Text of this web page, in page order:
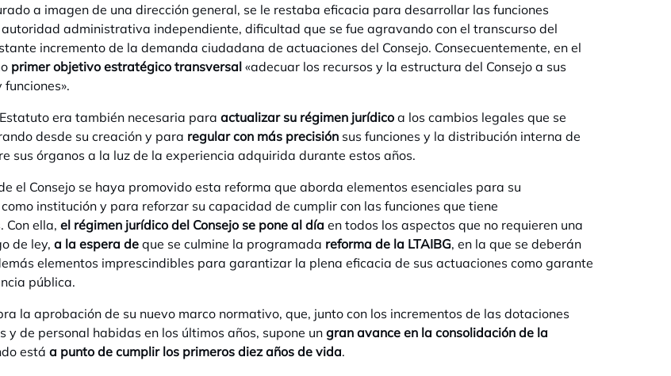
a imagen de una dirección general, se le restaba eficacia para desarrollar las funciones
administrativa independiente, dificultad que se fue agravando con el transcurso del
incremento de la demanda ciudadana de actuaciones del Consejo. Consecuentemente, en el
primer objetivo estratégico transversal «adecuar los recursos y la estructura del Consejo a sus
era también necesaria para actualizar su régimen jurídico a los cambios legales que se
desde su creación y para regular con más precisión sus funciones y la distribución interna de
sus órganos a la luz de la experiencia adquirida durante estos años.
el Consejo se haya promovido esta reforma que aborda elementos esenciales para su
institución y para reforzar su capacidad de cumplir con las funciones que tiene
Con ella, el régimen jurídico del Consejo se pone al día en todos los aspectos que no requieren una
de ley, a la espera de que se culmine la programada reforma de la LTAIBG, en la que se deberán
elementos imprescindibles para garantizar la plena eficacia de sus actuaciones como garante
pública.
la aprobación de su nuevo marco normativo, que, junto con los incrementos de las dotaciones
y de personal habidas en los últimos años, supone un gran avance en la consolidación de la
está a punto de cumplir los primeros diez años de vida.